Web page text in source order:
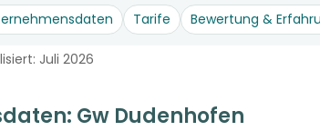
Tarife Bewertung &
Juli 2026
Gw Dudenhofen